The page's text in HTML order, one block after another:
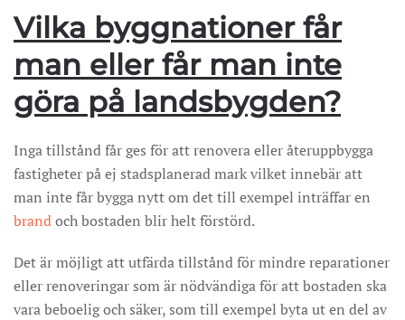
Vilka byggnationer får
man eller får man inte
göra på landsbygden?
Inga tillstånd får ges för att renovera eller återuppbygga
fastigheter på ej stadsplanerad mark vilket innebär att
man inte får bygga nytt om det till exempel inträffar en
brandoch bostaden blir helt förstörd.
Det är möjligt att utfärda tillstånd för mindre reparationer
eller renoveringar som är nödvändiga för att bostaden ska
vara beboelig och säker, som till exempel byta ut en del av